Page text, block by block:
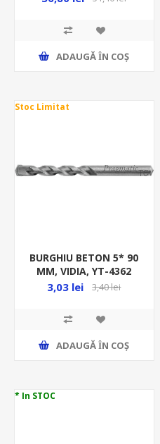
ADAUGĂ ȊN COŞ
Stoc Limitat
BURGHIU BETON 5* 90
MM, VIDIA, YT-4362
3,03 lei 3,40 lei
ADAUGĂ ȊN COŞ
* In STOC